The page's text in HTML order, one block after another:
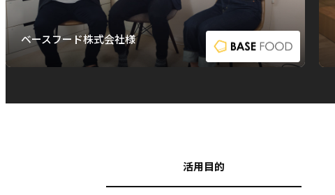
ベースフード株式会社様
活用目的